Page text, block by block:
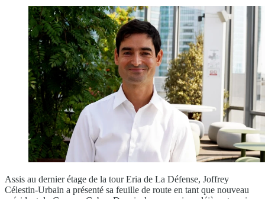
Assis au dernier étage de la tour Eria de La Défense, Joffrey
Célestin-Urbain a présenté sa feuille de route en tant que nouveau